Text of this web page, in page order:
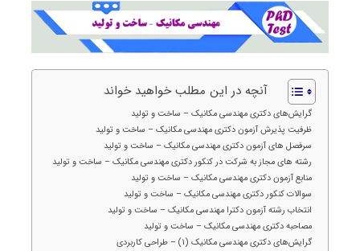
آنچه در این مطلب خواهید خواند
گرایش‌های دکتری مهندسی مکانیک – ساخت و تولید
ظرفیت پذیرش آزمون دکتری مهندسی مکانیک – ساخت و تولید
سرفصل های آزمون دکتری مهندسی مکانیک – ساخت و تولید
رشته های مجاز به شرکت در کنکور دکتری مهندسی مکانیک – ساخت و تولید
منابع آزمون دکتری مهندسی مکانیک – ساخت و تولید
سوالات کنکور دکتری مهندسی مکانیک – ساخت و تولید
انتخاب رشته آزمون دکترا مهندسی مکانیک – ساخت و تولید
مصاحبه دکتری مهندسی مکانیک – ساخت و تولید
گرایش‌های دکتری مهندسی مکانیک (۱) – طراحی کاربردی